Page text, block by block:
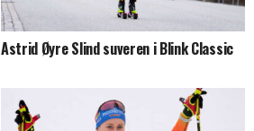
Astrid Øyre Slind suveren i Blink Classic